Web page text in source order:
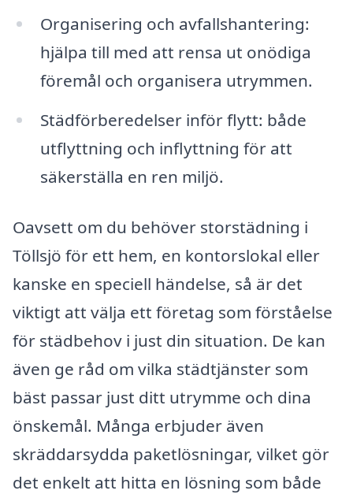
Organisering och avfallshantering:
hjälpa till med att rensa ut onödiga
föremål och organisera utrymmen.
Städförberedelser inför flytt: både
utflyttning och inflyttning för att
säkerställa en ren miljö.
Oavsett om du behöver storstädning i
Töllsjö för ett hem, en kontorslokal eller
kanske en speciell händelse, så är det
viktigt att välja ett företag som förståelse
för städbehov i just din situation. De kan
även ge råd om vilka städtjänster som
bäst passar just ditt utrymme och dina
önskemål. Många erbjuder även
skräddarsydda paketlösningar, vilket gör
det enkelt att hitta en lösning som både